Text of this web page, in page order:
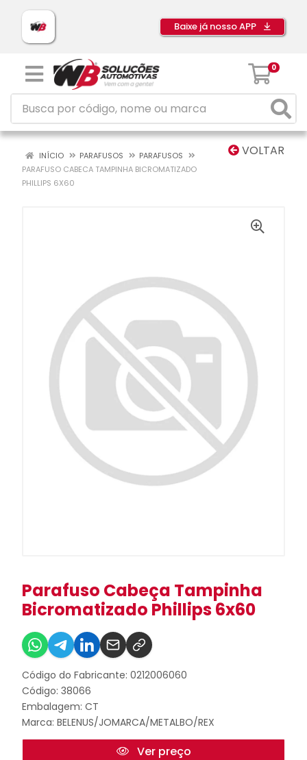
Baixe já nosso APP
0
VOLTAR
INÍCIO PARAFUSOS
PARAFUSOS
PARAFUSO CABECA TAMPINHA BICROMATIZADO
PHILLIPS 6X60
Parafuso Cabeça Tampinha
Bicromatizado Phillips 6x60
Código do Fabricante: 0212006060
Código: 38066
Embalagem: CT
Marca: BELENUS/JOMARCA/METALBO/REX
Ver preço